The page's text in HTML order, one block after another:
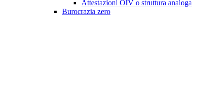
Attestazioni OIV o struttura analoga
Burocrazia zero